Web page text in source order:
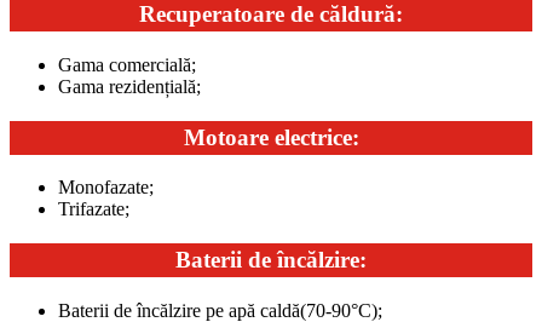
Recuperatoare de căldură:
Gama comercială;
Gama rezidențială;
Motoare electrice:
Monofazate;
Trifazate;
Baterii de încălzire:
Baterii de încălzire pe apă caldă(70-90°C);